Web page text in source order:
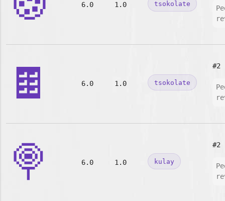
6.0 1.0 tsokolate
🍫 6.0 1.0 tsokolate
#2
🍭 6.0 1.0 kulay
#2